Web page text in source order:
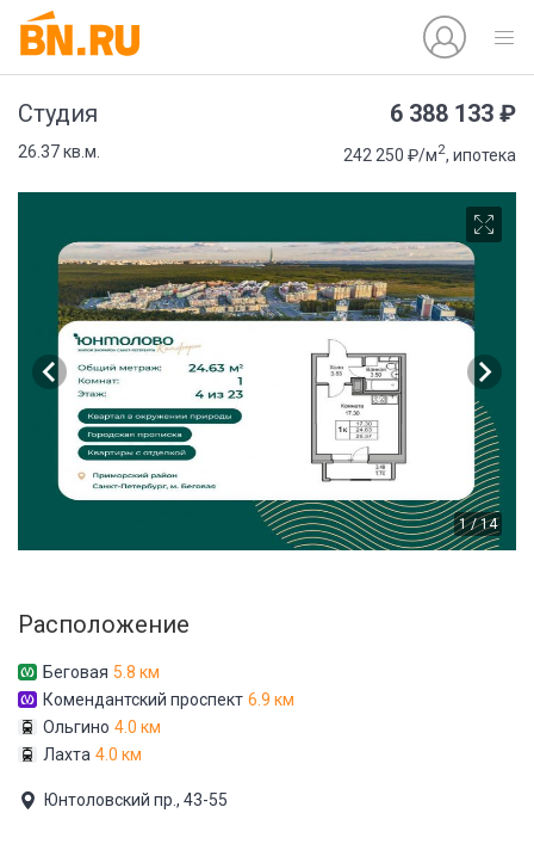
Студия 6 388 133 ₽
26.37 кв.м. 242 250 ₽/м2, ипотека
1 / 14
Расположение
Беговая 5.8 км
Комендантский проспект 6.9 км
Ольгино 4.0 км
Лахта 4.0 км
Юнтоловский пр., 43-55